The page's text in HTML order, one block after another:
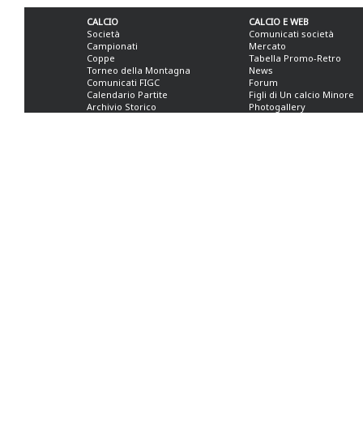
CALCIO
Società
Campionati
Coppe
Torneo della Montagna
Comunicati FIGC
Calendario Partite
Archivio Storico
CALCIO E WEB
Comunicati società
Mercato
Tabella Promo-Retro
News
Forum
Figli di Un calcio Minore
Photogallery